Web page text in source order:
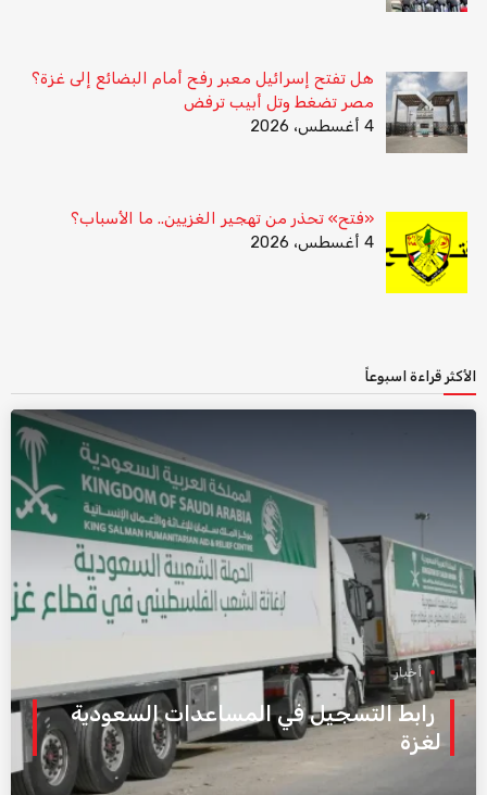
هل تفتح إسرائيل معبر رفح أمام البضائع إلى غزة؟
مصر تضغط وتل أبيب ترفض
4 أغسطس، 2026
«فتح» تحذر من تهجير الغزيين.. ما الأسباب؟
4 أغسطس، 2026
الأكثر قراءة اسبوعاً
أخبار
رابط التسجيل في المساعدات السعودية
لغزة